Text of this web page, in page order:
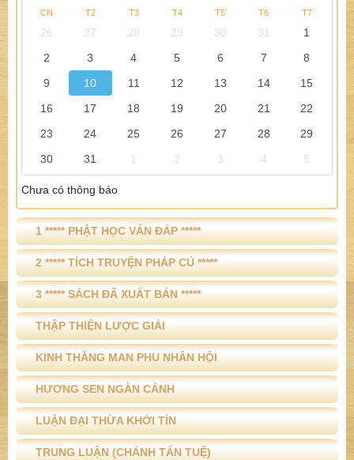
CN T2 T3 T4 T5 T6 T7
26 27 28 29 30 31
1
2
3 4 5 6 7
8
9
10 11 12 13 14
15
16
17 18 19 20 21
22
23
24 25 26 27 28
29
30
31 1 2 3 4 5
Chưa có thông báo
1 ***** PHẬT HỌC VẤN ĐÁP *****
2 ***** TÍCH TRUYỆN PHÁP CÚ *****
3 ***** SÁCH ĐÃ XUẤT BẢN *****
THẬP THIỆN LƯỢC GIẢI
KINH THẮNG MAN PHU NHÂN HỘI
HƯƠNG SEN NGÀN CÁNH
LUẬN ĐẠI THỪA KHỞI TÍN
TRUNG LUẬN (CHÁNH TẤN TUỆ)